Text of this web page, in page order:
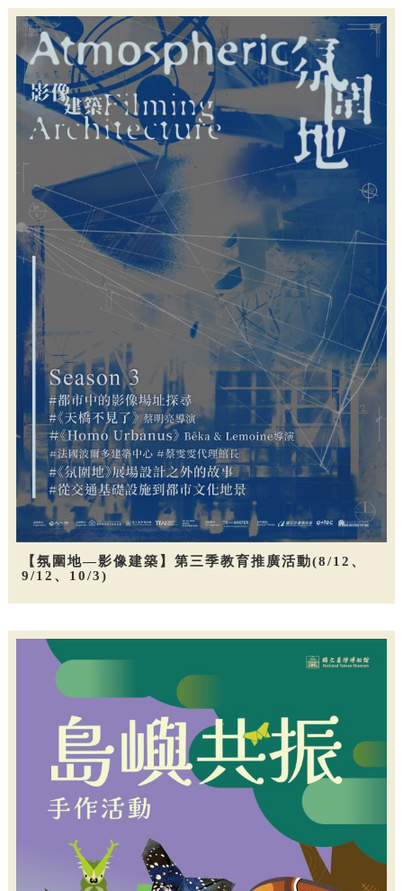
【氛圍地—影像建築】第三季教育推廣活動(8/12、
9/12、10/3)